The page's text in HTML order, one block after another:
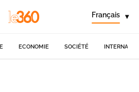
Français ▾
ECONOMIE SOCIÉTÉ